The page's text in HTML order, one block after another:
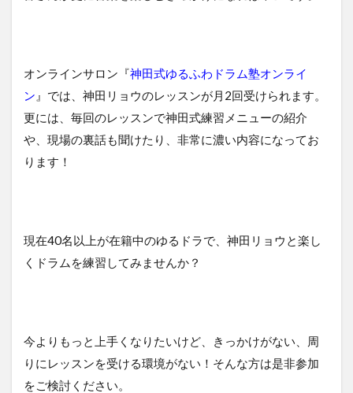
オンラインサロン『神田式ゆるふわドラム塾オンライ
ン 』では、神田リョウのレッスンが月2回受けられます。
更には、毎回のレッスンで神田式練習メニューの紹介
や、現場の裏話も聞けたり、非常に濃い内容になってお
ります！
現在40名以上が在籍中のゆるドラで、神田リョウと楽し
くドラムを練習してみませんか？
今よりもっと上手くなりたいけど、きっかけがない、周
りにレッスンを受ける環境がない！そんな方は是非参加
をご検討ください。